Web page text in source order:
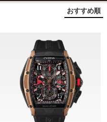
おすすめ順